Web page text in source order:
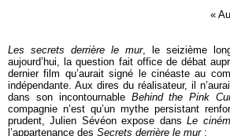
«
Les secrets derrière le mur, le seizième
aujourd’hui, la question fait office de débat
dernier film qu’aurait signé le cinéaste au
indépendante. Aux dires du réalisateur, il
dans son incontournable Behind the Pink
compagnie n’est qu’un mythe persistant
prudent, Julien Sévéon expose dansLe
l’appartenance des Secrets derrière le mur :